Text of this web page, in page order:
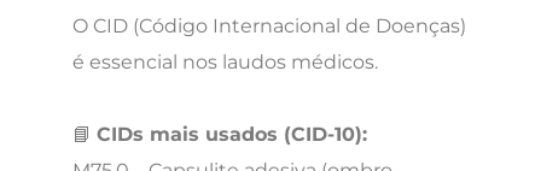
O CID (Código Internacional de Doenças)
é essencial nos laudos médicos.
📘 CIDs mais usados (CID-10):